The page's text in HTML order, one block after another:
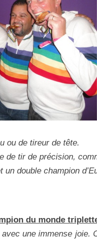
ou de tireur de tête.
de tir de précision,
un double champion
du monde
une immense